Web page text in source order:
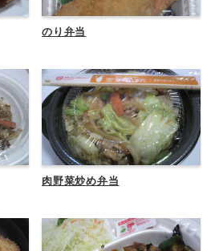
のり弁当
肉野菜炒め弁当